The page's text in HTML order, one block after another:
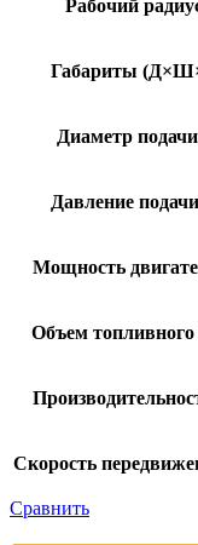
Рабочий
Габариты
Диаметр
Давление
Мощность
Объем топливного
Скорость
Сравнить